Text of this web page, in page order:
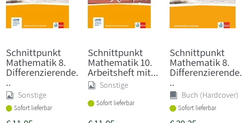
Schnittpunkt
Mathematik 8.
Differenzierende.
..
Sonstige
Sofort lieferbar
Schnittpunkt
Mathematik 10.
Arbeitsheft mit...
Sonstige
Sofort lieferbar
Schnittpunkt
Mathematik 8.
Differenzierende.
..
Buch (Hardcover)
Sofort lieferbar